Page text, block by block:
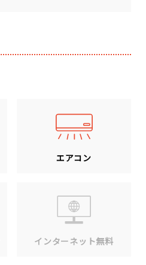
エアコン
インターネット無料